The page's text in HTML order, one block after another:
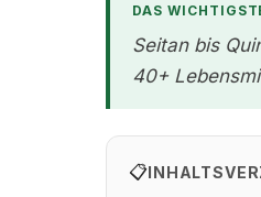
DAS
Seitan bis
40+
📋